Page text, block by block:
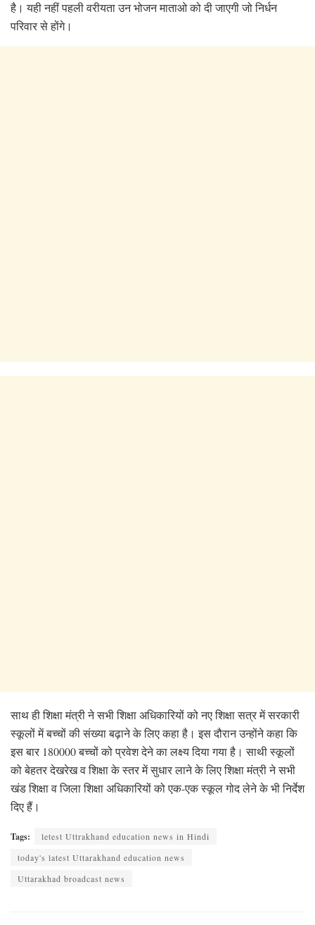
है। यही नहीं पहली वरीयता उन भोजन माताओ को दी जाएगी जो निर्धन
परिवार से होंगे।
साथ ही शिक्षा मंत्री ने सभी शिक्षा अधिकारियों को नए शिक्षा सत्र में सरकारी
स्कूलों में बच्चों की संख्या बढ़ाने के लिए कहा है। इस दौरान उन्होंने कहा कि
इस बार 180000 बच्चों को प्रवेश देने का लक्ष्य दिया गया है। साथी स्कूलों
को बेहतर देखरेख व शिक्षा के स्तर में सुधार लाने के लिए शिक्षा मंत्री ने सभी
खंड शिक्षा व जिला शिक्षा अधिकारियों को एक-एक स्कूल गोद लेने के भी निर्देश
दिए हैं।
Tags:
letest Uttrakhand education news in Hindi
today's latest Uttarakhand education news
Uttarakhad broadcast news